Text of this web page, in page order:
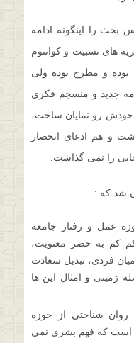
بحث را اینگونه ادامه
های نسبیت و کوانتوم
بوده و مطرح بوده ولی
جدبد و منسجم فکری
خودش رو نمایان ساخت،
و هم ادعای انحصار
را نمی گذاشت.
شد که :
عمل و رفتار جامعه
کم به حصر معنویت،
فردی، تبدیل سعادت
زمینی و امثال این ها
شناختی از حوزه
که فهم بشری نمی